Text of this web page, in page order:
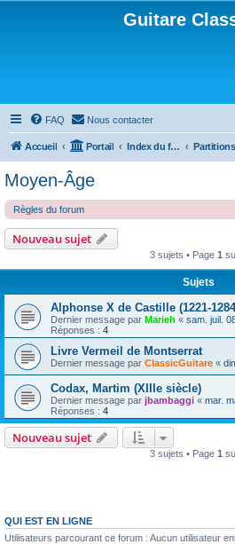
Guitare
FAQ Nous contacter
Accueil Portail Index du forum
Moyen-Âge
Règles du forum
Nouveau sujet
3 sujets • Page 1
Sujets
Alphonse X de Castille (1221-
Dernier message par Marieh « sam. juil.
Réponses : 4
Livre Vermeil de Montserrat
Dernier message par ClassicGuitare «
Codax, Martim (XIIIe siècle)
Dernier message par jbambaggi « mar.
Réponses : 4
Nouveau sujet
3 sujets • Page 1
QUI EST EN LIGNE
Utilisateurs parcourant ce forum : Aucun utilisateur